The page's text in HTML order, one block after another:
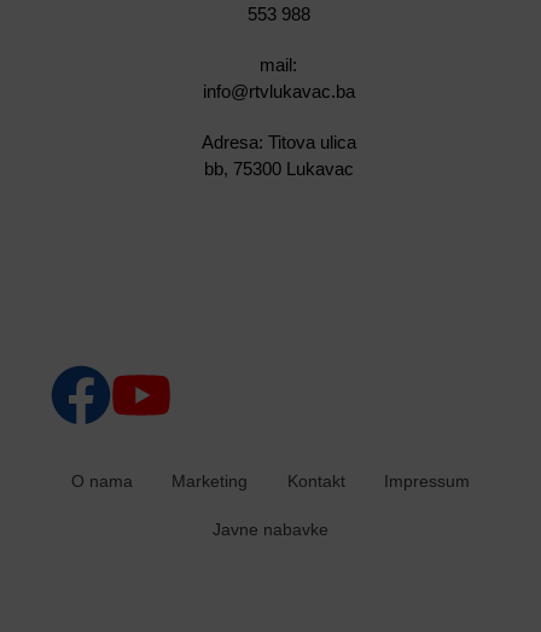
553 988
mail:
info@rtvlukavac.ba
Adresa: Titova ulica
bb, 75300 Lukavac
O nama Marketing Kontakt Impressum
Javne nabavke